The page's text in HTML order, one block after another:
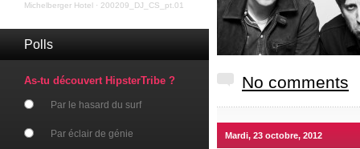
Michelberger Hotel · 200209_DJ_CS_pt.01
Polls
As-tu découvert HipsterTribe ?
Par le hasard du surf
Par éclair de génie
No comments
Mardi, 23 octobre, 2012